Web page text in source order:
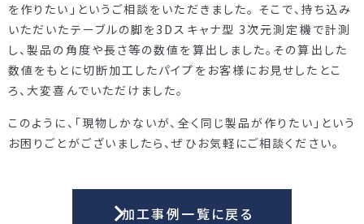
を作りたい」というご相談をいただきました。 そこで、持ち込み
いただいたテーブルの脚を3Dスキャナ型 3次元測定機で計測
し、製品の角度や長さ等の数値を算出しました。その算出した
数値をもとに切断加工したパイプをお客様にお見せしたとこ
ろ、大変喜んでいただけました。
このように、「現物しかないが、全く同じ製品が作りたい」という
お困りごとがございましたら、ぜひお気軽にご相談ください。
加工事例一覧に戻る